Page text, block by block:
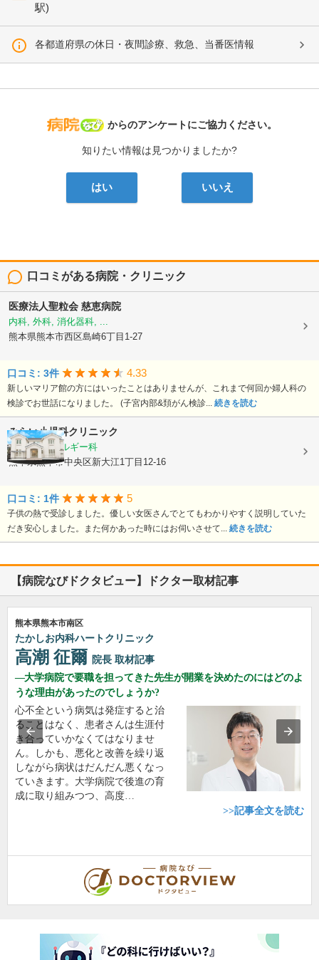
駅)
各都道府県の休日・夜間診療、救急、当番医情報
病院なび
からのアンケートにご協力ください。
知りたい情報は見つかりましたか?
はい いいえ
口コミがある病院・クリニック
医療法人聖粒会 慈恵病院
内科, 外科, 消化器科, ...
熊本県熊本市西区島崎6丁目1-27
口コミ: 3件 4.33
新しいマリア館の方にはいったことはありませんが、これまで何回か婦人科の
検診でお世話になりました。 (子宮内部&頚がん検診... 続きを読む
みらい小児科クリニック
小児科, アレルギー科
熊本県熊本市中央区新大江1丁目12-16
口コミ: 1件 5
子供の熱で受診しました。優しい女医さんでとてもわかりやすく説明していた
だき安心しました。また何かあった時にはお伺いさせて... 続きを読む
【病院なびドクタビュー】ドクター取材記事
熊本県熊本市南区
たかしお内科ハートクリニック
高潮 征爾 院長 取材記事
大学病院で要職を担ってきた先生が開業を決めたのにはどのよ
うな理由があったのでしょうか?
心不全という病気は発症すると治
ることはなく、患者さんは生涯付
き合っていかなくてはなりませ
ん。しかも、悪化と改善を繰り返
しながら病状はだんだん悪くなっ
ていきます。大学病院で後進の育
成に取り組みつつ、高度…
>>記事全文を読む